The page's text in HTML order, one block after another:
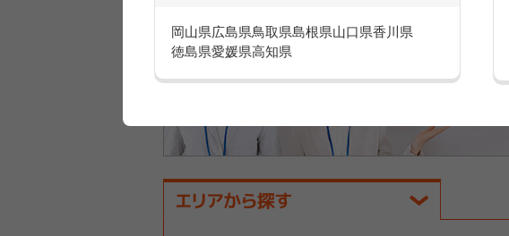
岡山県広島県鳥取県島根県山口県香川県
徳島県愛媛県高知県